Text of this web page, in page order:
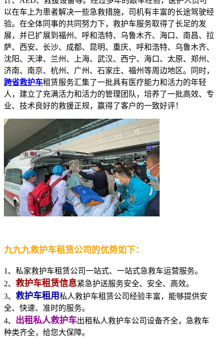
以在车上为患者解决一些急救措施，司机有丰富的长途驾驶经
验。在全体同事的共同努力下，救护车服务取得了长足的发
展，并已扩展到福州、呼和浩特、乌鲁木齐、海口、南昌、拉
萨、西安、长沙、成都、昆明、重庆、呼和浩特、乌鲁木齐、
沈阳、天津、兰州、上海、武汉、西宁、海口、太原、郑州、
济南、南京、杭州、广州、石家庄、福州等周边地区。同时，
跨省救护车租赁服务汇集了一批具有医疗能力和活力的年轻
人，建立了充满活力和活力的管理团队，培养了一批高效、专
业、技术良好的救援正规，赢得了客户的一致好评！
九九九救护车租赁公司的优势如下：
1、私家救护车租赁公司一站式、一站式急救车运营服务。
2、 救护车租赁信息紧急护送服务安全、安全、高效。
3、 救护车租用私人救护车租赁公司经验丰富，能够提供安
全、快速、准时的服务。
4、 出租私人救护车出租私人救护车公司设备齐全，急救车
种类齐全，给您大保障。